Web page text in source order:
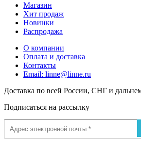
Магазин
Хит продаж
Новинки
Распродажа
О компании
Оплата и доставка
Контакты
Email: linne@linne.ru
Доставка по всей России, СНГ и
Подписаться на рассылку